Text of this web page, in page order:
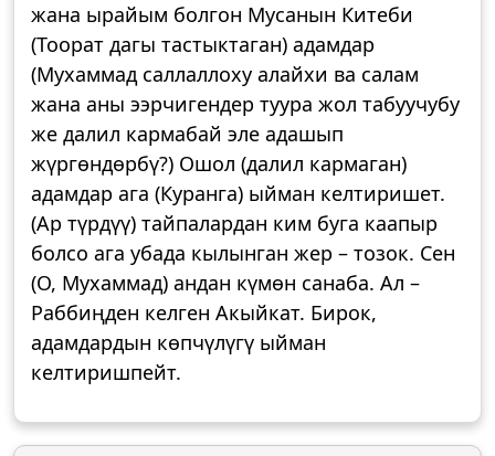
жана ырайым болгон Мусанын Китеби
(Тоорат дагы тастыктаган) адамдар
(Мухаммад саллаллоху алайхи ва салам
жана аны ээрчигендер туура жол табуучубу
же далил кармабай эле адашып
жүргөндөрбү?) Ошол (далил кармаган)
адамдар ага (Куранга) ыйман келтиришет.
(Ар түрдүү) тайпалардан ким буга каапыр
болсо ага убада кылынган жер – тозок. Сен
(О, Мухаммад) андан күмөн санаба. Ал –
Раббиңден келген Акыйкат. Бирок,
адамдардын көпчүлүгү ыйман
келтиришпейт.